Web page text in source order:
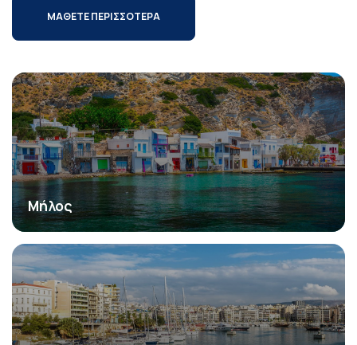
ΜΑΘΕΤΕ ΠΕΡΙΣΣΟΤΕΡΑ
Μήλος